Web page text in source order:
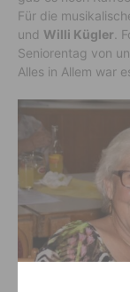
Für die
und Willi Kügler .
Seniorentag von
Alles in Allem war